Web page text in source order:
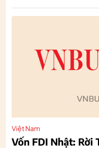
Việt Nam
Vốn FDI Nhật: Rời